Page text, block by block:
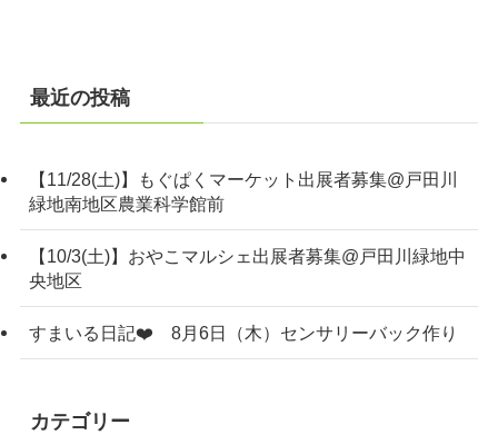
最近の投稿
【11/28(土)】もぐぱくマーケット出展者募集@戸田川
緑地南地区農業科学館前
【10/3(土)】おやこマルシェ出展者募集@戸田川緑地中
央地区
すまいる日記❤️ 8月6日（木）センサリーバック作り
カテゴリー